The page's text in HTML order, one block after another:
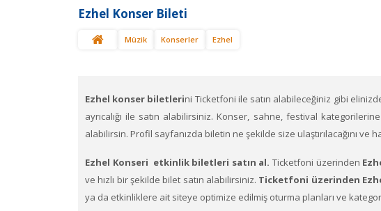
Ezhel Konser Bileti
Müzik Konserler Ezhel
Ezhel konser biletlerini Ticketfoni ile satın alabileceğiniz gibi
ayrıcalığı ile satın alabilirsiniz. Konser, sahne, festival
alabilirsin. Profil sayfanızda biletin ne şekilde size ulaştırılacağını
Ezhel Konseri etkinlik biletleri satın al. Ticketfoni üzerinden
ve hızlı bir şekilde bilet satın alabilirsiniz. Ticketfoni üzerinden
ya da etkinliklere ait siteye optimize edilmiş oturma planları ve